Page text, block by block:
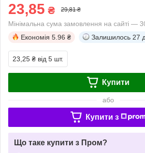
23,85 ₴ 29,81 ₴
Мінімальна сума замовлення на сайті —
Економія 5.96 ₴ Залишилось 27
23,25 ₴ від 5 шт.
Купити
або
Купити з
Що таке купити з Пром?